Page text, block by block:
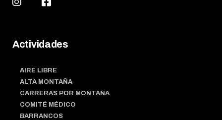
Actividades
AIRE LIBRE
ALTA MONTAÑA
CARRERAS POR MONTAÑA
COMITÉ MÉDICO
BARRANCOS